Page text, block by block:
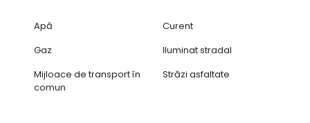
Apă
Curent
Gaz
Iluminat stradal
Mijloace de transport în
comun
Străzi asfaltate